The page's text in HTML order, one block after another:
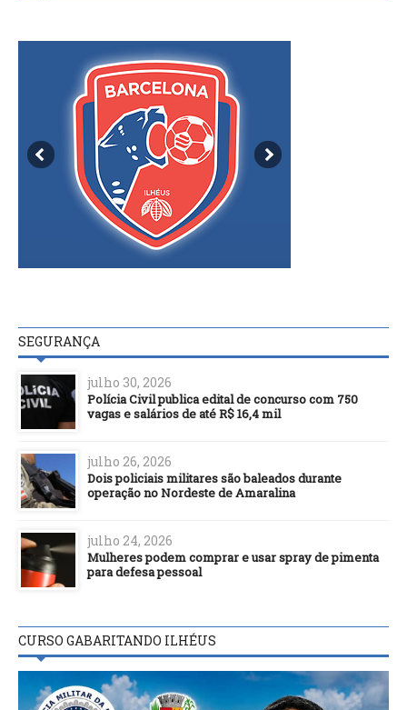
SEGURANÇA
julho 30, 2026
Polícia Civil publica edital de concurso com 750
vagas e salários de até R$ 16,4 mil
julho 26, 2026
Dois policiais militares são baleados durante
operação no Nordeste de Amaralina
julho 24, 2026
Mulheres podem comprar e usar spray de pimenta
para defesa pessoal
CURSO GABARITANDO ILHÉUS